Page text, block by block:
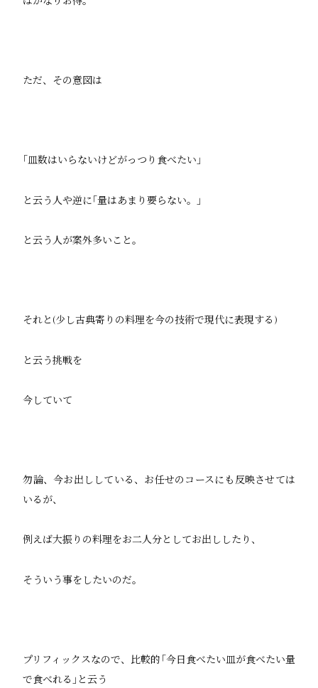
ただ、その意図は
｢皿数はいらないけどがっつり食べたい｣
と云う人や逆に｢量はあまり要らない。｣
と云う人が案外多いこと。
それと(少し古典寄りの料理を今の技術で現代に表現する)
と云う挑戦を
今していて
勿論、今お出ししている、お任せのコースにも反映させては
いるが、
例えば大振りの料理をお二人分としてお出ししたり、
そういう事をしたいのだ。
プリフィックスなので、比較的｢今日食べたい皿が食べたい量
で食べれる｣と云う